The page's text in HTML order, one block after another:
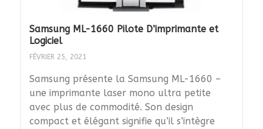
Samsung ML-1660 Pilote D’imprimante et
Logiciel
FÉVRIER 25, 2021
Samsung présente la Samsung ML-1660 –
une imprimante laser mono ultra petite
avec plus de commodité. Son design
compact et élégant signifie qu’il s’intègre